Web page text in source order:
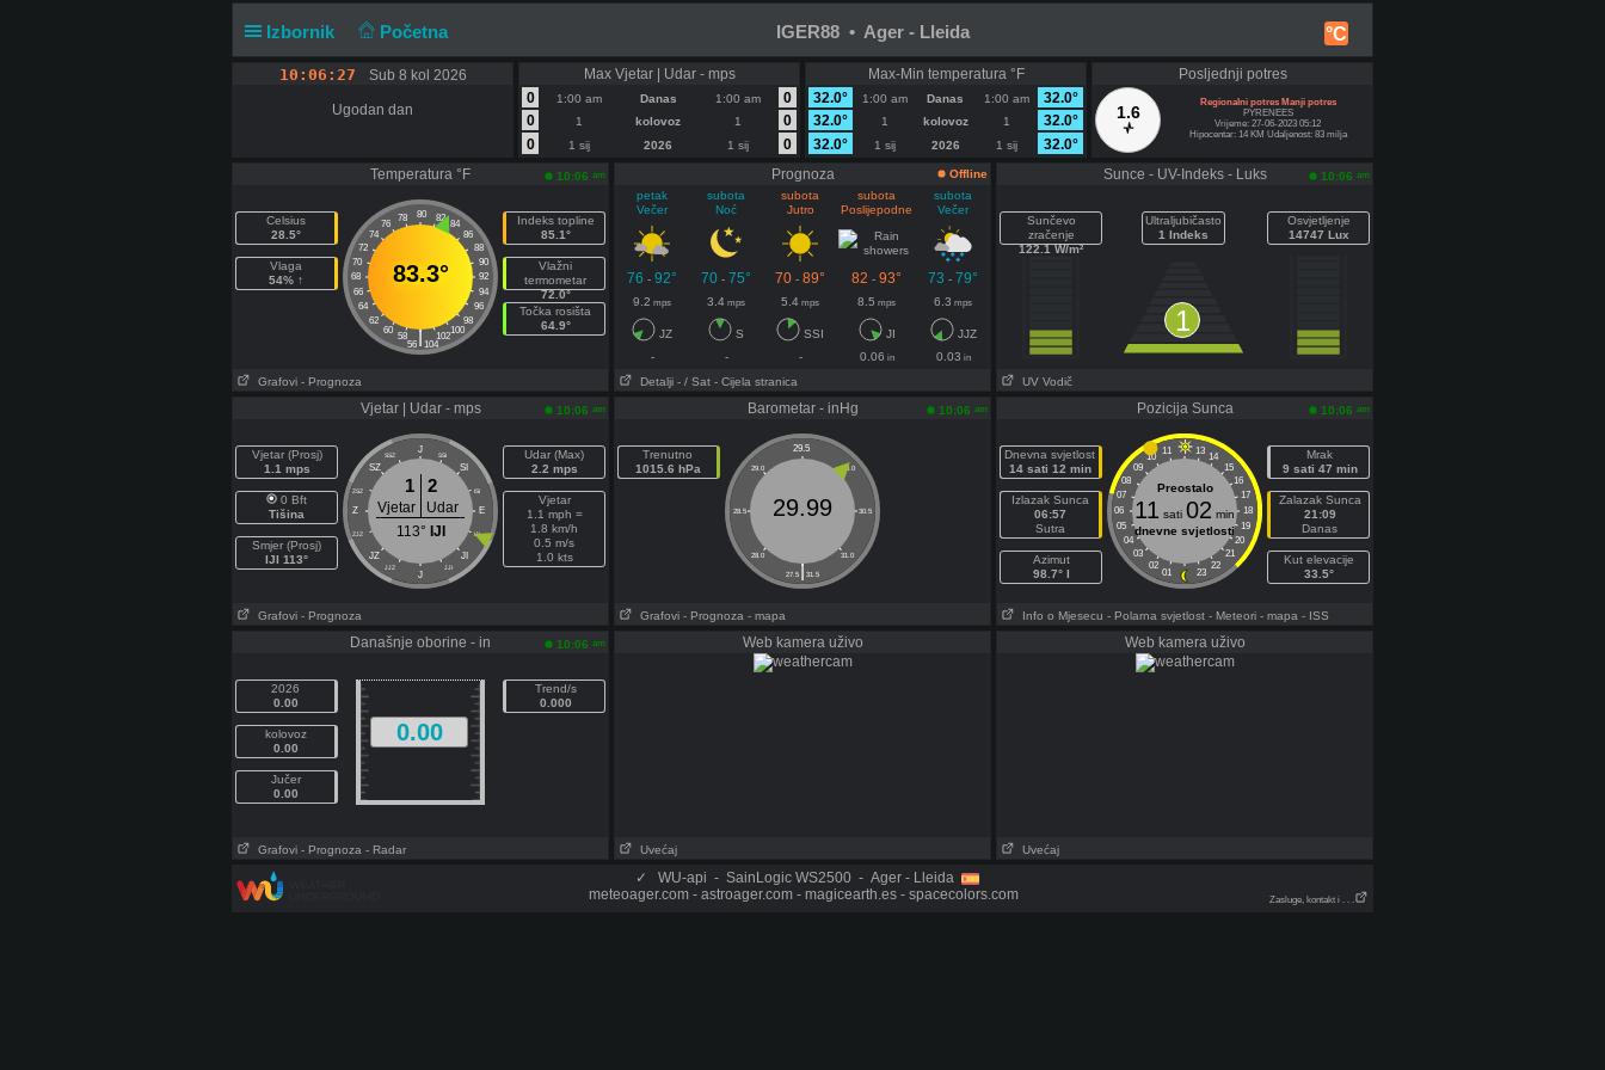
Izbornik Početna °C
IGER88 • Ager - Lleida
10:06:28 Sub 8 kol 2026
Ugodan dan
Max Vjetar | Udar - mps
0
1:00 am Danas 1:00 am
0
0
1 kolovoz 1
0
0
1 sij 2026 1 sij 0
Max-Min temperatura °F
32.0°
1:00 am Danas 1:00 am
32.0°
32.0°
1 kolovoz 1
32.0°
32.0°
1 sij 2026 1 sij 32.0°
Posljednji potres
1.6
Regionalni potres Manji potres
PYRENEES
Vrijeme: 27-06-2023 05:12
Hipocentar: 14 KM Udaljenost: 83 milja
Temperatura °F 10:06 am
Celsius
28.5°
Vlaga
54% ↑
80
78 82
76
84
74
86
72
88
70
90
68
92
66
94
64
96
62
98
60
100
58 102
|
56 104
83.3°
Indeks topline
85.1°
Vlažni
termometar
72.0°
Točka rosišta
64.9°
Grafovi - Prognoza
Prognoza
Offline
petak
Večer
subota
Noć
subota
Jutro
subota
Poslijepodne
subota
Večer
76 - 92° 70 - 75° 70 - 89° 82 - 93° 73 - 79°
9.2 mps 3.4 mps 5.4 mps 8.5 mps 6.3 mps
JZ S SSI JI
JJZ
-
- - 0.06 in 0.03 in
Detalji - / Sat - Cijela stranica
Sunce - UV-Indeks - Luks 10:06 am
Sunčevo
zračenje
122.1 W/m²
Ultraljubičasto
1 Indeks
1
Osvjetljenje
14747 Lux
UV Vodič
Vjetar | Udar - mps 10:06 am
Vjetar (Prosj)
1.1 mps
0 Bft
Tišina
Smjer (Prosj)
IJI 113°
J
SSZ SSI
SZ SI
ZSZ ISI
Z E
ZJZ IJI
JZ JI
JJZ JJI
J
1 2
Vjetar
Udar
113° IJI
Udar (Max)
2.2 mps
Vjetar
1.1 mph =
1.8 km/h
0.5 m/s
1.0 kts
Grafovi - Prognoza
Barometar - inHg 10:06 am
Trenutno
1015.6 hPa
29.5
29.0 30.0
28.5 30.5
28.0 31.0
|
27.5 31.5
29.99
Grafovi - Prognoza - mapa
Pozicija Sunca 10:06 am
Dnevna svjetlost
14 sati 12 min
Izlazak Sunca
06:57
Sutra
Azimut
98.7° I
11 13
10
14
09
15
08
16
07
17
06
18
05
19
04
20
03
21
02
22
01 23
Preostalo
11 sati 02 min
dnevne svjetlosti
Mrak
9 sati 47 min
Zalazak Sunca
21:09
Danas
Kut elevacije
33.5°
Info o Mjesecu - Polarna svjetlost - Meteori - mapa - ISS
Današnje oborine - in 10:06 am
2026
0.00
kolovoz
0.00
Jučer
0.00
0.00
Trend/s
0.000
Grafovi - Prognoza - Radar
Web kamera uživo
Uvećaj
Web kamera uživo
Uvećaj
✓
WU-api - SainLogic WS2500 - Ager - Lleida
meteoager.com - astroager.com - magicearth.es - spacecolors.com
Zasluge, kontakt i . . .